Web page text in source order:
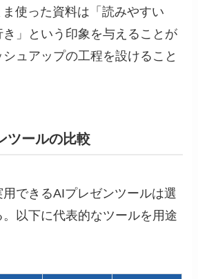
使った資料は「読みやすい
」という印象を与えることが
ュアップの工程を設けること
ツールの比較
できるAIプレゼンツールは選
以下に代表的なツールを用途